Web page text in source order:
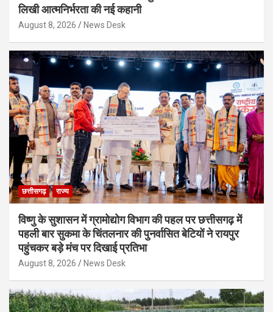
लिखी आत्मनिर्भरता की नई कहानी
August 8, 2026 News Desk
छत्तीसगढ़ राज्य
विष्णु के सुशासन में ग्रामोद्योग विभाग की पहल पर छत्तीसगढ़ में
पहली बार सुकमा के चिंतलनार की पुनर्वासित बेटियों ने रायपुर
पहुंचकर बड़े मंच पर दिखाई प्रतिभा
August 8, 2026 News Desk